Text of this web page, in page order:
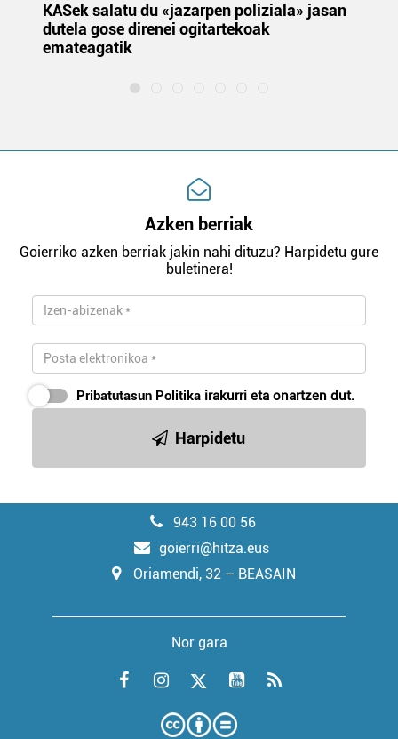
KASek salatu du «jazarpen poliziala» jasan
dutela gose direnei ogitartekoak
emateagatik
Azken berriak
Goierriko azken berriak jakin nahi dituzu? Harpidetu gure
buletinera!
Pribatutasun Politika irakurri eta onartzen dut.
Harpidetu
943 16 00 56
goierri@hitza.eus
Oriamendi, 32 – BEASAIN
Nor gara